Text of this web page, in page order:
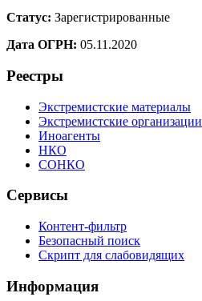
Статус: Зарегистрированные
Дата ОГРН: 05.11.2020
Реестры
Экстремистские материалы
Экстремистские организации
Иноагенты
НКО
СОНКО
Сервисы
Контент-фильтр
Безопасный поиск
Скрипт для слабовидящих
Информация